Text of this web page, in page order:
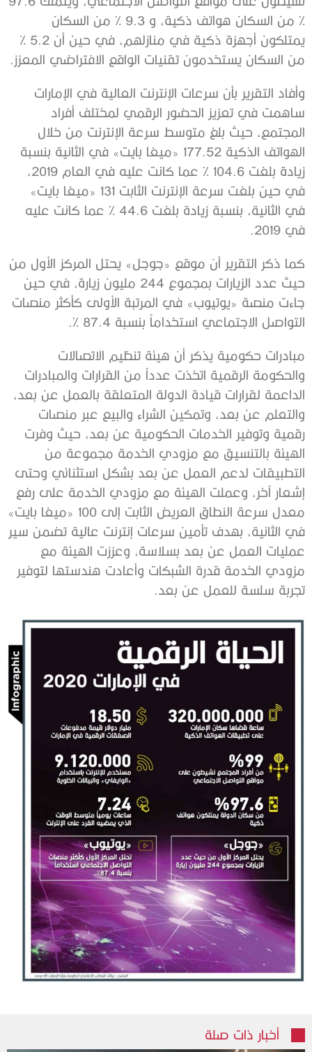
% من السكان هواتف ذكية، و 9.3 % من السكان
يمتلكون أجهزة ذكية في منازلهم، في حين أن 5.2 %
من السكان يستخدمون تقنيات الواقع الافتراضي المعزز.
وأفاد التقرير بأن سرعات الإنترنت العالية في الإمارات
ساهمت في تعزيز الحضور الرقمي لمختلف أفراد
المجتمع، حيث بلغ متوسط سرعة الإنترنت من خلال
الهواتف الذكية 177.52 «ميغا بايت» في الثانية بنسبة
زيادة بلغت 104.6 % عما كانت عليه في العام 2019،
في حين بلغت سرعة الإنترنت الثابت 131 «ميغا بايت»
في الثانية، بنسبة زيادة بلغت 44.6 % عما كانت عليه
في 2019.
كما ذكر التقرير أن موقع «جوجل» يحتل المركز الأول من
حيث عدد الزيارات بمجموع 244 مليون زيارة، في حين
جاءت منصة «يوتيوب» في المرتبة الأولى كأكثر منصات
التواصل الاجتماعي استخداماً بنسبة 87.4 %.
مبادرات حكومية يذكر أن هيئة تنظيم الاتصالات
والحكومة الرقمية اتخذت عدداً من القرارات والمبادرات
الداعمة لقرارات قيادة الدولة المتعلقة بالعمل عن بعد،
والتعلم عن بعد، وتمكين الشراء والبيع عبر منصات
رقمية وتوفير الخدمات الحكومية عن بعد، حيث وفرت
الهيئة بالتنسيق مع مزودي الخدمة مجموعة من
التطبيقات لدعم العمل عن بعد بشكل استثنائي وحتى
إشعار آخر، وعملت الهيئة مع مزودي الخدمة على رفع
معدل سرعة النطاق العريض الثابت إلى 100 «ميغا بايت»
في الثانية، بهدف تأمين سرعات إنترنت عالية تضمن سير
عمليات العمل عن بعد بسلاسة، وعززت الهيئة مع
مزودي الخدمة قدرة الشبكات وأعادت هندستها لتوفير
تجربة سلسة للعمل عن بعد.
أخبار ذات صلة